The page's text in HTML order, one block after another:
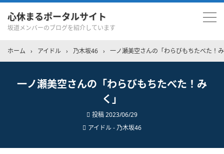
心休まるポータルサイト
坂道メンバーのブログを紹介しています
ホーム › アイドル › 乃木坂46 › 一ノ瀬美空さんの「わらびもちたべた！
一ノ瀬美空さんの「わらびもちたべた！み
く」
投稿2023/06/29
アイドル - 乃木坂46